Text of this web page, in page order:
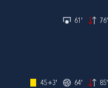
61' 76'
45+3' 64' 85'